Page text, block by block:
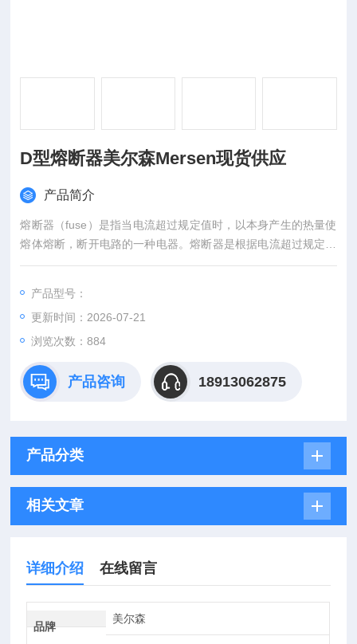
D型熔断器美尔森Mersen现货供应
产品简介
熔断器（fuse）是指当电流超过规定值时，以本身产生的热量使
熔体熔断，断开电路的一种电器。熔断器是根据电流超过规定值
一段时间后，以其自身产生的热量使熔体熔化，从而使电路断
低压配电系统和控制系统以及用电设备中，作为短路和过电流的
保护器，是应用普遍的保护器件之一。D型熔断器美尔森Mersen
现货供应
产品型号：
更新时间：2026-07-21
浏览次数：884
产品咨询 18913062875
产品分类
相关文章
详细介绍 在线留言
品牌
美尔森